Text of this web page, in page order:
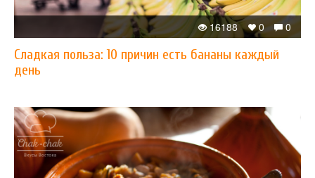
0
0
16188
Сладкая польза: 10 причин есть бананы каждый
день